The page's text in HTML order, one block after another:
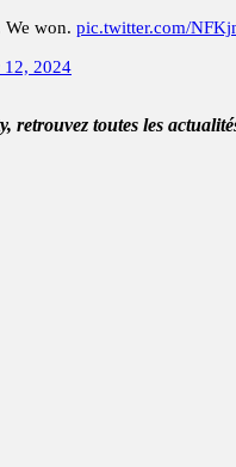
We won. pic.twitter.com/
12, 2024
retrouvez toutes les